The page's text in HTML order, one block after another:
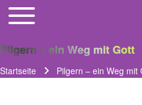
Toggle main menu
Pilgern – ein Weg mit Gott
Pfadnavigation
Startseite Pilgern – ein Weg mit